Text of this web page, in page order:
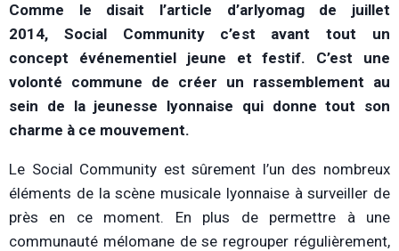
Comme le disait l’article d’arlyomag de juillet
2014, Social Community c’est avant tout un
concept événementiel jeune et festif. C’est une
volonté commune de créer un rassemblement au
sein de la jeunesse lyonnaise qui donne tout son
charme à ce mouvement.
Le Social Community est sûrement l’un des nombreux
éléments de la scène musicale lyonnaise à surveiller de
près en ce moment. En plus de permettre à une
communauté mélomane de se regrouper régulièrement,